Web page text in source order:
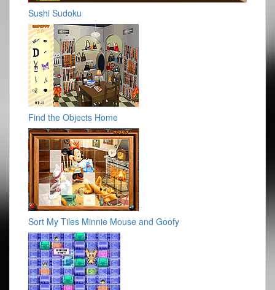
Sushi Sudoku
Find the Objects Home
Sort My Tiles Minnie Mouse and Goofy